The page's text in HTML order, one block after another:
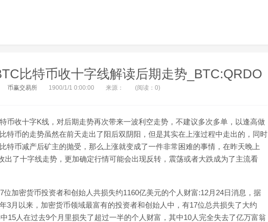
比特币收十字线解读后期走势_BTC:QRDO
币赢交易所 1900/1/1 0:00:00 来源： (阅读：0)
币收十字K线，对后期走势再次带来一波利空走势，不建议多次多单，以逢高做
特币的走势虽然在前天走出了阳后双阴阳，但是其实在上涨过程中走出的，同时
特币减产后矿主的抛受，那么上涨就变成了一件非常困难的事情，在昨天晚上
出了十字线走势，更加确定行情可能会出现反转，震荡或者大跌成为了主流看
位加密货币投资者和创始人共损失约1160亿美元的个人财富:12月24日消息，据
3月以来，加密货币领域最富有的投资者和创始人中，有17位总共损失了大约
15人在过去9个月里损失了超过一半的个人财富，其中10人完全失去了亿万富翁